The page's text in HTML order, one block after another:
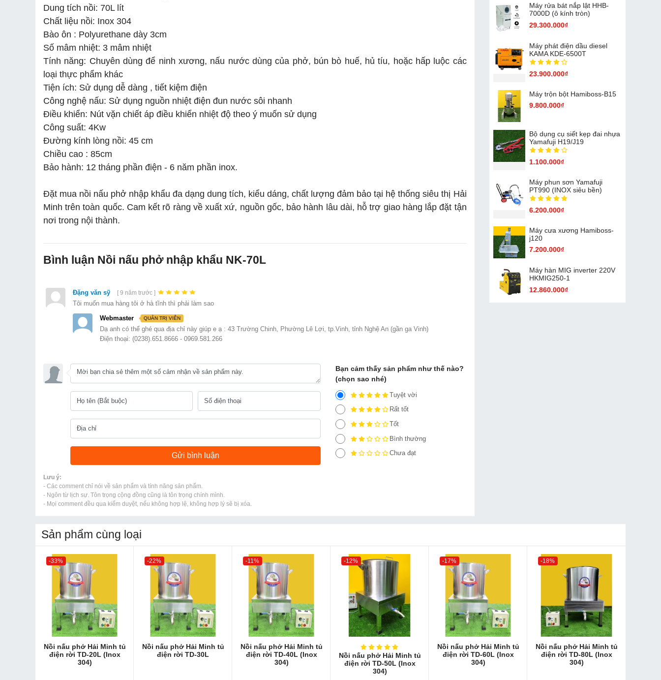
Dung tích nồi: 70L lít
Chất liệu nồi: Inox 304
Bào ôn : Polyurethane dày 3cm
Số mâm nhiệt: 3 mâm nhiệt
Tính năng: Chuyên dùng để ninh xương, nấu nước dùng của phở, bún bò huế, hủ tíu, hoặc hấp luộc các
loại thực phẩm khác
Tiện ích: Sử dụng dễ dàng , tiết kiệm điện
Công nghệ nấu: Sử dụng nguồn nhiệt điện đun nước sôi nhanh
Điều khiển: Nút vặn chiết áp điều khiển nhiệt độ theo ý muốn sử dụng
Công suất: 4Kw
Đường kính lòng nồi: 45 cm
Chiều cao : 85cm
Bảo hành: 12 tháng phần điện - 6 năm phần inox.
Đặt mua nồi nấu phở nhập khẩu đa dạng dung tích, kiểu dáng, chất lượng đảm bảo tại hệ thống siêu thị Hải
Minh trên toàn quốc. Cam kết rõ ràng về xuất xứ, nguồn gốc, bảo hành lâu dài, hỗ trợ giao hàng lắp đặt tận
nơi trong nội thành.
Bình luận Nồi nấu phở nhập khẩu NK-70L
Đặng văn sỹ [ 9 năm trước ]
Tôi muốn mua hàng tôi ở hà tĩnh thì phải làm sao
Webmaster
QUẢN TRỊ VIÊN
Dạ anh có thể ghé qua địa chỉ này giúp e ạ : 43 Trường Chinh, Phường Lê Lợi, tp.Vinh, tỉnh Nghệ An (gần ga Vinh)
Điện thoại: (0238).651.8666 - 0969.581.266
Bạn cảm thấy sản phẩm như thế nào?
(chọn sao nhé)
Tuyệt vời
Rất tốt
Tốt
Bình thường
Chưa đạt
Lưu ý:
- Các comment chỉ nói về sản phẩm và tính năng sản phẩm.
- Ngôn từ lịch sự. Tôn trọng cộng đồng cũng là tôn trọng chính mình.
- Mọi comment đều qua kiểm duyệt, nếu không hợp lệ, không hợp lý sẽ bị xóa.
Máy rửa bát nắp lật HHB-
7000D (ô kính tròn)
29.300.000₫
Máy phát điện dầu diesel
KAMA KDE-6500T
23.900.000₫
Máy trộn bột Hamiboss-B15
9.800.000₫
Bộ dụng cụ siết kẹp đai nhựa
Yamafuji H19/J19
1.100.000₫
Máy phun sơn Yamafuji
PT990 (INOX siêu bền)
6.200.000₫
Máy cưa xương Hamiboss-
j120
7.200.000₫
Máy hàn MIG inverter 220V
HKMIG250-1
12.860.000₫
Sản phẩm cùng loại
-33%
Nồi nấu phở Hải Minh tủ
điện rời TD-20L (Inox
304)
-22%
Nồi nấu phở Hải Minh tủ
điện rời TD-30L
-11%
Nồi nấu phở Hải Minh tủ
điện rời TD-40L (Inox
304)
-12%
Nồi nấu phở Hải Minh tủ
điện rời TD-50L (Inox
304)
-17%
Nồi nấu phở Hải Minh tủ
điện rời TD-60L (Inox
304)
-18%
Nồi nấu phở Hải Minh tủ
điện rời TD-80L (Inox
304)